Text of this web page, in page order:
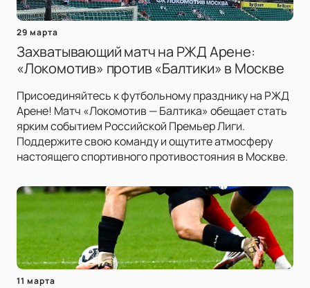
29 марта
Захватывающий матч на РЖД Арене:
«Локомотив» против «Балтики» в Москве
Присоединяйтесь к футбольному празднику на РЖД
Арене! Матч «Локомотив — Балтика» обещает стать
ярким событием Российской Премьер Лиги.
Поддержите свою команду и ощутите атмосферу
настоящего спортивного противостояния в Москве.
11 марта